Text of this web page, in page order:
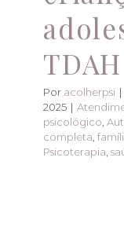
TDAH
Por acolherpsi |
2025 |
psicológico
completa
Psicoterapia